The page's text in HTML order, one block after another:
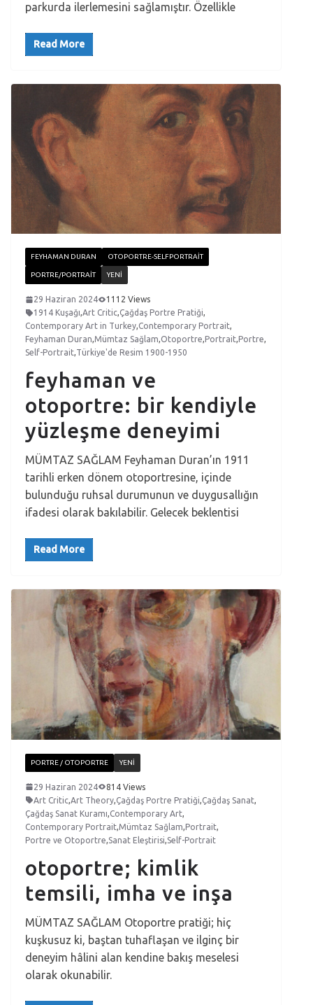
parkurda ilerlemesini sağlamıştır. Özellikle
Read More
FEYHAMAN DURAN OTOPORTRE-SELFPORTRAIT
PORTRE/PORTRAIT YENI
29 Haziran 2024
1112 Views
1914 Kuşağı,Art Critic,Çağdaş Portre Pratiği,
Contemporary Art in Turkey,Contemporary Portrait,
Feyhaman Duran,Mümtaz Sağlam,Otoportre, Portrait, Portre,
Self-Portrait,Türkiye'de Resim 1900-1950
feyhaman ve
otoportre: bir kendiyle
yüzleşme deneyimi
MÜMTAZ SAĞLAM Feyhaman Duran’ın 1911
tarihli erken dönem otoportresine, içinde
bulunduğu ruhsal durumunun ve duygusallığın
ifadesi olarak bakılabilir. Gelecek beklentisi
Read More
PORTRE / OTOPORTRE YENI
29 Haziran 2024
814 Views
Art Critic,Art Theory,Çağdaş Portre Pratiği,Çağdaş Sanat,
Çağdaş Sanat Kuramı,Contemporary Art,
Contemporary Portrait,Mümtaz Sağlam,Portrait,
Portre ve Otoportre,Sanat Eleştirisi,Self-Portrait
otoportre; kimlik
temsili, imha ve inşa
MÜMTAZ SAĞLAM Otoportre pratiği; hiç
kuşkusuz ki, baştan tuhaflaşan ve ilginç bir
deneyim hâlini alan kendine bakış meselesi
olarak okunabilir.